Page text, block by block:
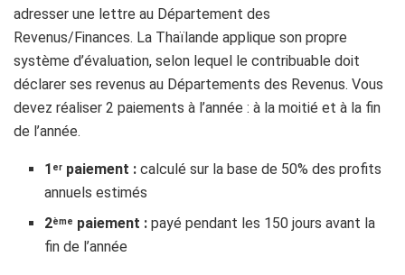
adresser une lettre au Département des
Revenus/Finances. La Thaïlande applique son propre
système d’évaluation, selon lequel le contribuable doit
déclarer ses revenus au Départements des Revenus. Vous
devez réaliser 2 paiements à l’année : à la moitié et à la fin
de l’année.
1 er paiement : calculé sur la base de 50% des profits
annuels estimés
2ème paiement : payé pendant les 150 jours avant la
fin de l’année